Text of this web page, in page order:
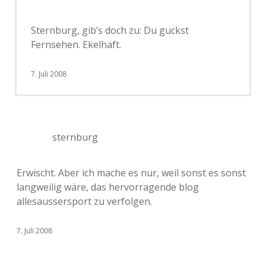
Sternburg, gib’s doch zu: Du guckst
Fernsehen. Ekelhaft.
7. Juli 2008
sternburg
Erwischt. Aber ich mache es nur, weil sonst es sonst
langweilig wäre, das hervorragende blog
allesaussersport zu verfolgen.
7. Juli 2008